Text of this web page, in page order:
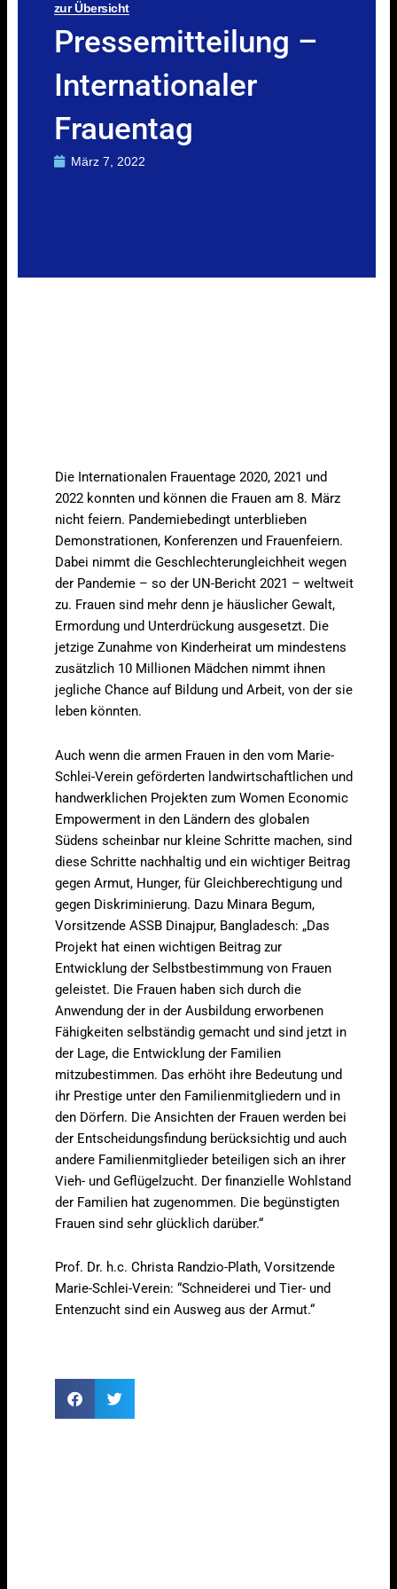
zur Übersicht
Pressemitteilung –
Internationaler
Frauentag
März 7, 2022
Die Internationalen Frauentage 2020, 2021 und
2022 konnten und können die Frauen am 8. März
nicht feiern. Pandemiebedingt unterblieben
Demonstrationen, Konferenzen und Frauenfeiern.
Dabei nimmt die Geschlechterungleichheit wegen
der Pandemie – so der UN-Bericht 2021 – weltweit
zu. Frauen sind mehr denn je häuslicher Gewalt,
Ermordung und Unterdrückung ausgesetzt. Die
jetzige Zunahme von Kinderheirat um mindestens
zusätzlich 10 Millionen Mädchen nimmt ihnen
jegliche Chance auf Bildung und Arbeit, von der sie
leben könnten.
Auch wenn die armen Frauen in den vom Marie-
Schlei-Verein geförderten landwirtschaftlichen und
handwerklichen Projekten zum Women Economic
Empowerment in den Ländern des globalen
Südens scheinbar nur kleine Schritte machen, sind
diese Schritte nachhaltig und ein wichtiger Beitrag
gegen Armut, Hunger, für Gleichberechtigung und
gegen Diskriminierung. Dazu Minara Begum,
Vorsitzende ASSB Dinajpur, Bangladesch: „Das
Projekt hat einen wichtigen Beitrag zur
Entwicklung der Selbstbestimmung von Frauen
geleistet. Die Frauen haben sich durch die
Anwendung der in der Ausbildung erworbenen
Fähigkeiten selbständig gemacht und sind jetzt in
der Lage, die Entwicklung der Familien
mitzubestimmen. Das erhöht ihre Bedeutung und
ihr Prestige unter den Familienmitgliedern und in
den Dörfern. Die Ansichten der Frauen werden bei
der Entscheidungsfindung berücksichtig und auch
andere Familienmitglieder beteiligen sich an ihrer
Vieh- und Geflügelzucht. Der finanzielle Wohlstand
der Familien hat zugenommen. Die begünstigten
Frauen sind sehr glücklich darüber.“
Prof. Dr. h.c. Christa Randzio-Plath, Vorsitzende
Marie-Schlei-Verein: “Schneiderei und Tier- und
Entenzucht sind ein Ausweg aus der Armut.“